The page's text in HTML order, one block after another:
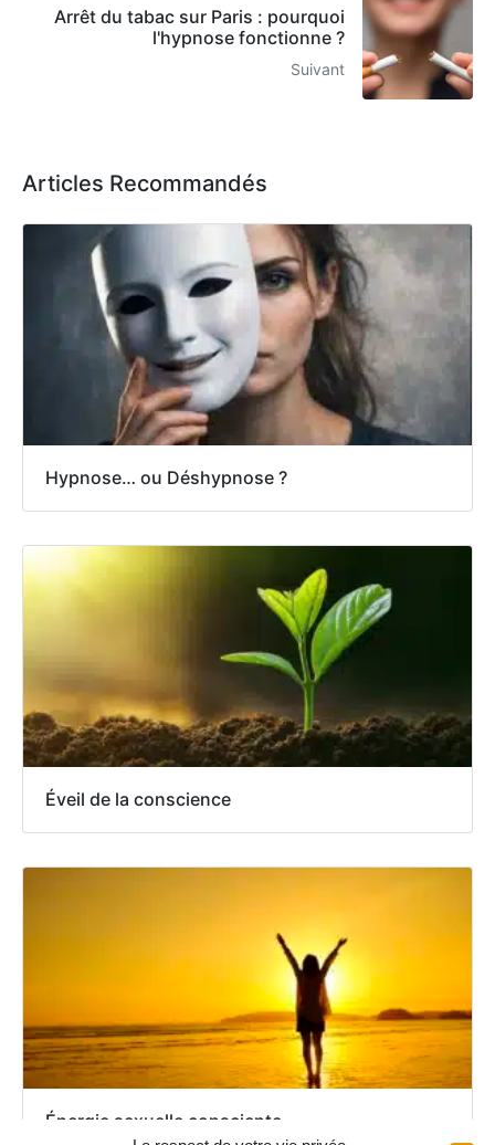
Arrêt du tabac sur Paris : pourquoi
l'hypnose fonctionne ?
Suivant
Articles Recommandés
Hypnose… ou Déshypnose ?
Éveil de la conscience
Énergie sexuelle consciente